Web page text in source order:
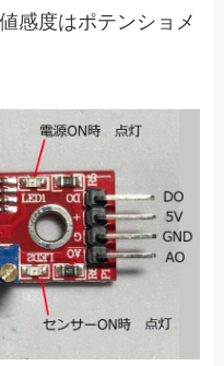
ポテンショメ